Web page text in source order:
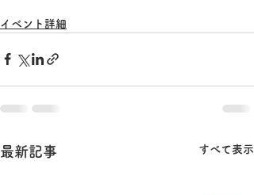
イベント詳細
最新記事 すべて表示